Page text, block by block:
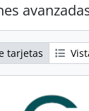
tarjetas